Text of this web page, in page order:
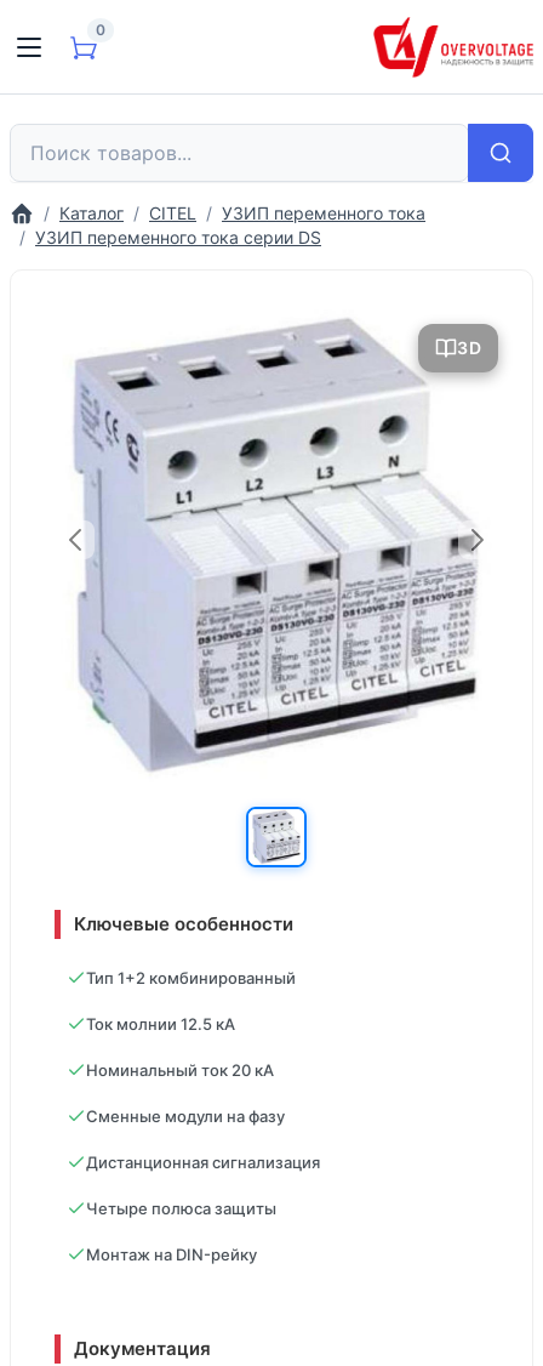
0
Каталог CITEL
УЗИП переменного тока
УЗИП переменного тока серии DS
3D
Ключевые особенности
Тип 1+2 комбинированный
Ток молнии 12.5 кА
Номинальный ток 20 кА
Сменные модули на фазу
Дистанционная сигнализация
Четыре полюса защиты
Монтаж на DIN-рейку
Документация